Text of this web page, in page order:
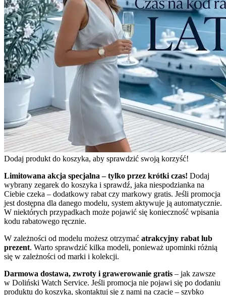
Dodaj produkt do koszyka, aby sprawdzić swoją korzyść!
Limitowana akcja specjalna – tylko przez krótki czas! Dodaj
wybrany zegarek do koszyka i sprawdź, jaka niespodzianka na
Ciebie czeka – dodatkowy rabat czy markowy gratis. Jeśli promocja
jest dostępna dla danego modelu, system aktywuje ją automatycznie.
W niektórych przypadkach może pojawić się konieczność wpisania
kodu rabatowego ręcznie.
W zależności od modelu możesz otrzymać atrakcyjny rabat lub
prezent. Warto sprawdzić kilka modeli, ponieważ upominki różnią
się w zależności od marki i kolekcji.
Darmowa dostawa, zwroty i grawerowanie gratis – jak zawsze
w Doliński Watch Service. Jeśli promocja nie pojawi się po dodaniu
produktu do koszyka, skontaktuj się z nami na czacie – szybko